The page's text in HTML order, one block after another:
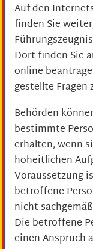
Auf den
finden Sie
Dort finden Sie
online
gestellte Fragen
Behörden
bestimmte
erhalten, wenn
hoheitlichen
Voraussetzung
betroffene
nicht
Die betroffene
einen Anspruch